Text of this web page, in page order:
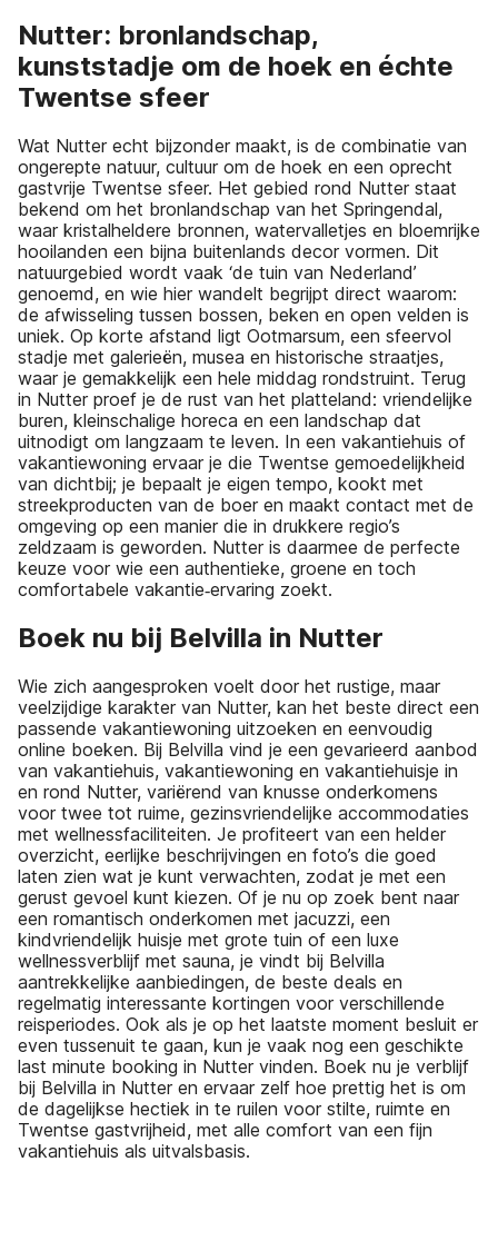
Nutter: bronlandschap,
kunststadje om de hoek en échte
Twentse sfeer
Wat Nutter echt bijzonder maakt, is de combinatie van
ongerepte natuur, cultuur om de hoek en een oprecht
gastvrije Twentse sfeer. Het gebied rond Nutter staat
bekend om het bronlandschap van het Springendal,
waar kristalheldere bronnen, watervalletjes en bloemrijke
hooilanden een bijna buitenlands decor vormen. Dit
natuurgebied wordt vaak ‘de tuin van Nederland’
genoemd, en wie hier wandelt begrijpt direct waarom:
de afwisseling tussen bossen, beken en open velden is
uniek. Op korte afstand ligt Ootmarsum, een sfeervol
stadje met galerieën, musea en historische straatjes,
waar je gemakkelijk een hele middag rondstruint. Terug
in Nutter proef je de rust van het platteland: vriendelijke
buren, kleinschalige horeca en een landschap dat
uitnodigt om langzaam te leven. In een vakantiehuis of
vakantiewoning ervaar je die Twentse gemoedelijkheid
van dichtbij; je bepaalt je eigen tempo, kookt met
streekproducten van de boer en maakt contact met de
omgeving op een manier die in drukkere regio’s
zeldzaam is geworden. Nutter is daarmee de perfecte
keuze voor wie een authentieke, groene en toch
comfortabele vakantie‑ervaring zoekt.
Boek nu bij Belvilla in Nutter
Wie zich aangesproken voelt door het rustige, maar
veelzijdige karakter van Nutter, kan het beste direct een
passende vakantiewoning uitzoeken en eenvoudig
online boeken. Bij Belvilla vind je een gevarieerd aanbod
van vakantiehuis, vakantiewoning en vakantiehuisje in
en rond Nutter, variërend van knusse onderkomens
voor twee tot ruime, gezinsvriendelijke accommodaties
met wellnessfaciliteiten. Je profiteert van een helder
overzicht, eerlijke beschrijvingen en foto’s die goed
laten zien wat je kunt verwachten, zodat je met een
gerust gevoel kunt kiezen. Of je nu op zoek bent naar
een romantisch onderkomen met jacuzzi, een
kindvriendelijk huisje met grote tuin of een luxe
wellnessverblijf met sauna, je vindt bij Belvilla
aantrekkelijke aanbiedingen, de beste deals en
regelmatig interessante kortingen voor verschillende
reisperiodes. Ook als je op het laatste moment besluit er
even tussenuit te gaan, kun je vaak nog een geschikte
last minute booking in Nutter vinden. Boek nu je verblijf
bij Belvilla in Nutter en ervaar zelf hoe prettig het is om
de dagelijkse hectiek in te ruilen voor stilte, ruimte en
Twentse gastvrijheid, met alle comfort van een fijn
vakantiehuis als uitvalsbasis.